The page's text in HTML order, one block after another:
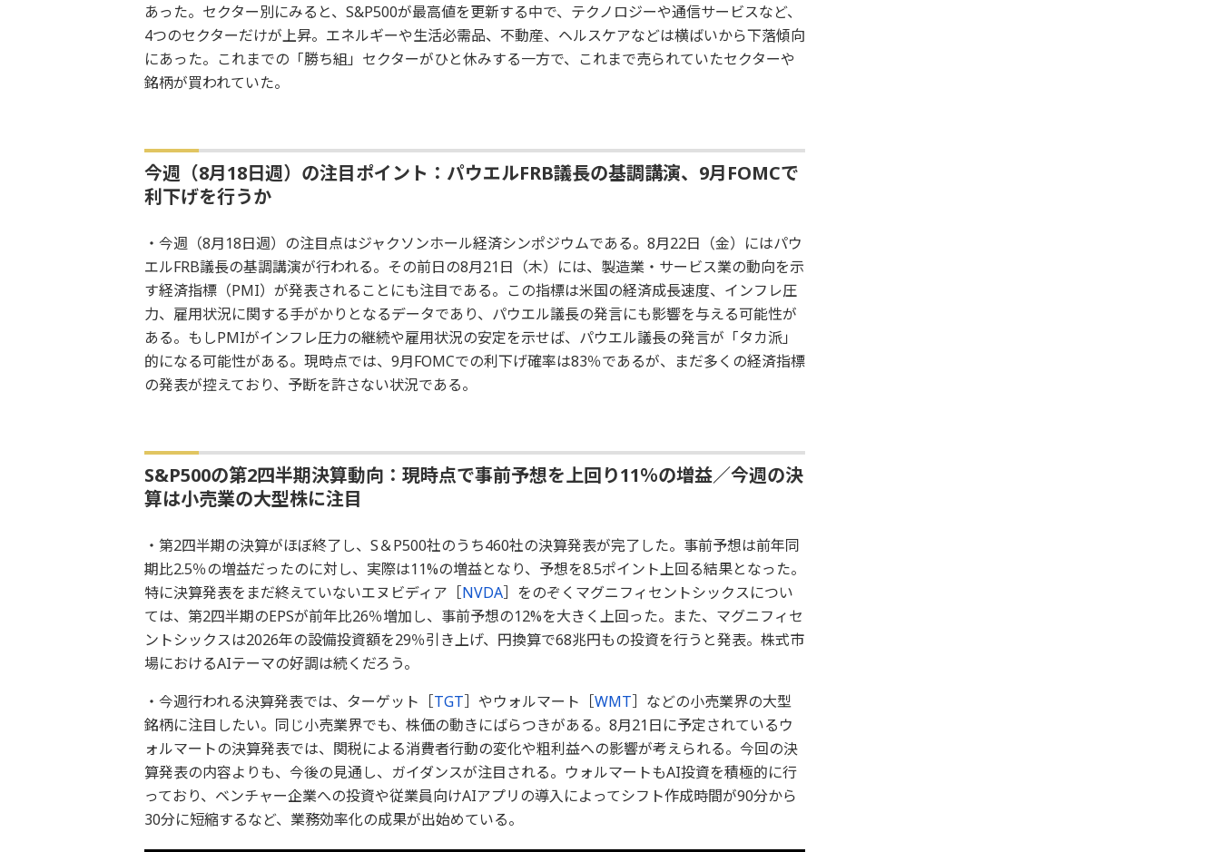
あった。セクター別にみると、S&P500が最高値を更新する中で、テクノロジーや通信サービスなど、
4つのセクターだけが上昇。エネルギーや生活必需品、不動産、ヘルスケアなどは横ばいから下落傾向
にあった。これまでの「勝ち組」セクターがひと休みする一方で、これまで売られていたセクターや
銘柄が買われていた。
今週（8月18日週）の注目ポイント：パウエルFRB議長の基調講演、9月FOMCで
利下げを行うか
・今週（8月18日週）の注目点はジャクソンホール経済シンポジウムである。8月22日（金）にはパウ
エルFRB議長の基調講演が行われる。その前日の8月21日（木）には、製造業・サービス業の動向を示
す経済指標（PMI）が発表されることにも注目である。この指標は米国の経済成長速度、インフレ圧
力、雇用状況に関する手がかりとなるデータであり、パウエル議長の発言にも影響を与える可能性が
ある。もしPMIがインフレ圧力の継続や雇用状況の安定を示せば、パウエル議長の発言が「タカ派」
的になる可能性がある。現時点では、9月FOMCでの利下げ確率は83％であるが、まだ多くの経済指標
の発表が控えており、予断を許さない状況である。
S&P500の第2四半期決算動向：現時点で事前予想を上回り11％の増益／今週の決
算は小売業の大型株に注目
・第2四半期の決算がほぼ終了し、S＆P500社のうち460社の決算発表が完了した。事前予想は前年同
期比2.5％の増益だったのに対し、実際は11%の増益となり、予想を8.5ポイント上回る結果となった。
特に決算発表をまだ終えていないエヌビディア［NVDA］をのぞくマグニフィセントシックスについ
ては、第2四半期のEPSが前年比26％増加し、事前予想の12%を大きく上回った。また、マグニフィセ
ントシックスは2026年の設備投資額を29％引き上げ、円換算で68兆円もの投資を行うと発表。株式市
場におけるAIテーマの好調は続くだろう。
・今週行われる決算発表では、ターゲット［TGT］やウォルマート［WMT］などの小売業界の大型
銘柄に注目したい。同じ小売業界でも、株価の動きにばらつきがある。8月21日に予定されているウ
ォルマートの決算発表では、関税による消費者行動の変化や粗利益への影響が考えられる。今回の決
算発表の内容よりも、今後の見通し、ガイダンスが注目される。ウォルマートもAI投資を積極的に行
っており、ベンチャー企業への投資や従業員向けAIアプリの導入によってシフト作成時間が90分から
30分に短縮するなど、業務効率化の成果が出始めている。